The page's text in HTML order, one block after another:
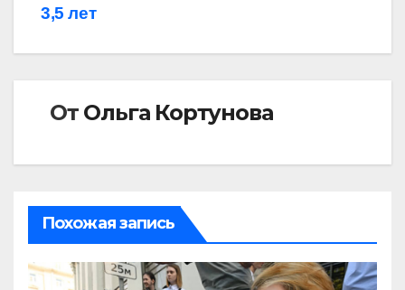
3,5 лет
От Ольга Кортунова
Похожая запись